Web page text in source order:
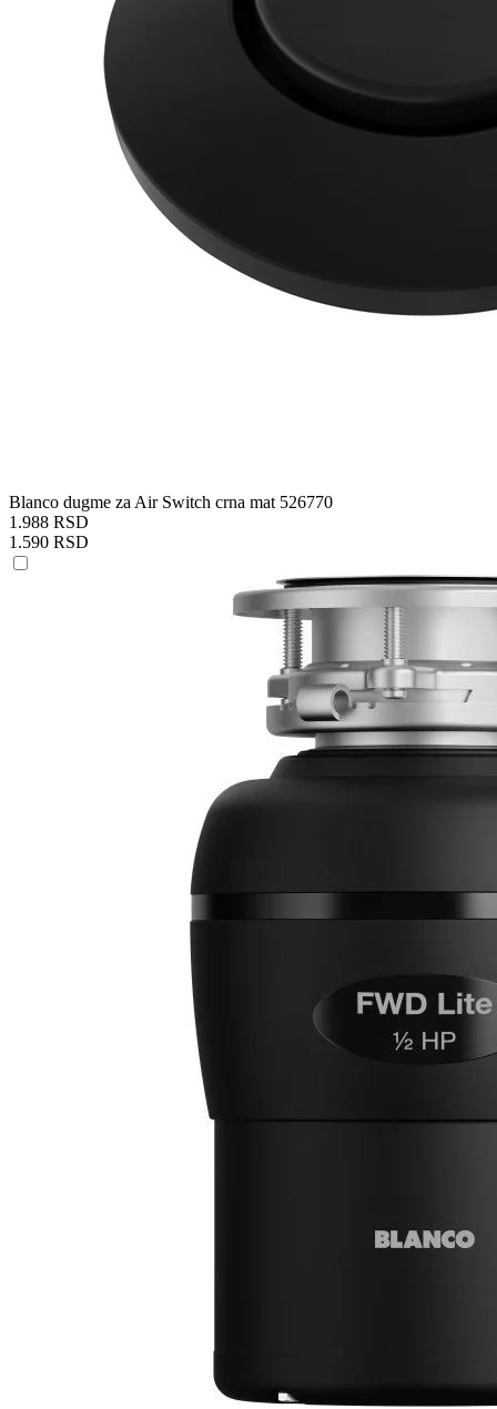
Blanco dugme za Air Switch crna mat 526770
1.988 RSD
1.590 RSD